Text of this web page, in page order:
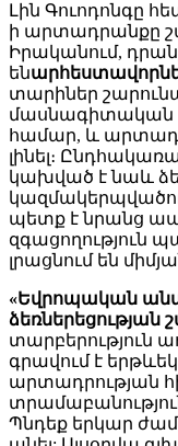
Լին Գուոդոնգը
ի արտադրանքը
Իրականում,
են
տարիներ
մասնագիտական
համար, և
լինել։
կախված է նաև
պետք է նրանց
զգացողություն
լրացնում են
«Եվրոպական
ձեռներեցության
տարբերություն
գրավում է
արտադրության
Պնդեք երկար